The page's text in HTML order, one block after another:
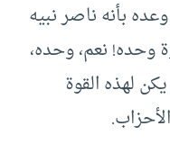
بأنه ناصر نبيه
وحده! نعم، وحده،
لهذه القوة